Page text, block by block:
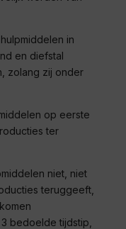
in
en diefstal
zolang zij onder
op eerste
ter
niet, niet
teruggeeft,
bedoelde tijdstip,